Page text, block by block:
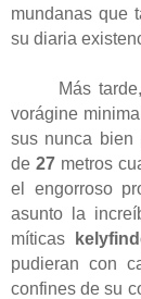
mundanas que
su diaria
Más
vorágine
sus nunca bien
de 27 metros
el engorroso
asunto la
míticas
pudieran con
confines de su